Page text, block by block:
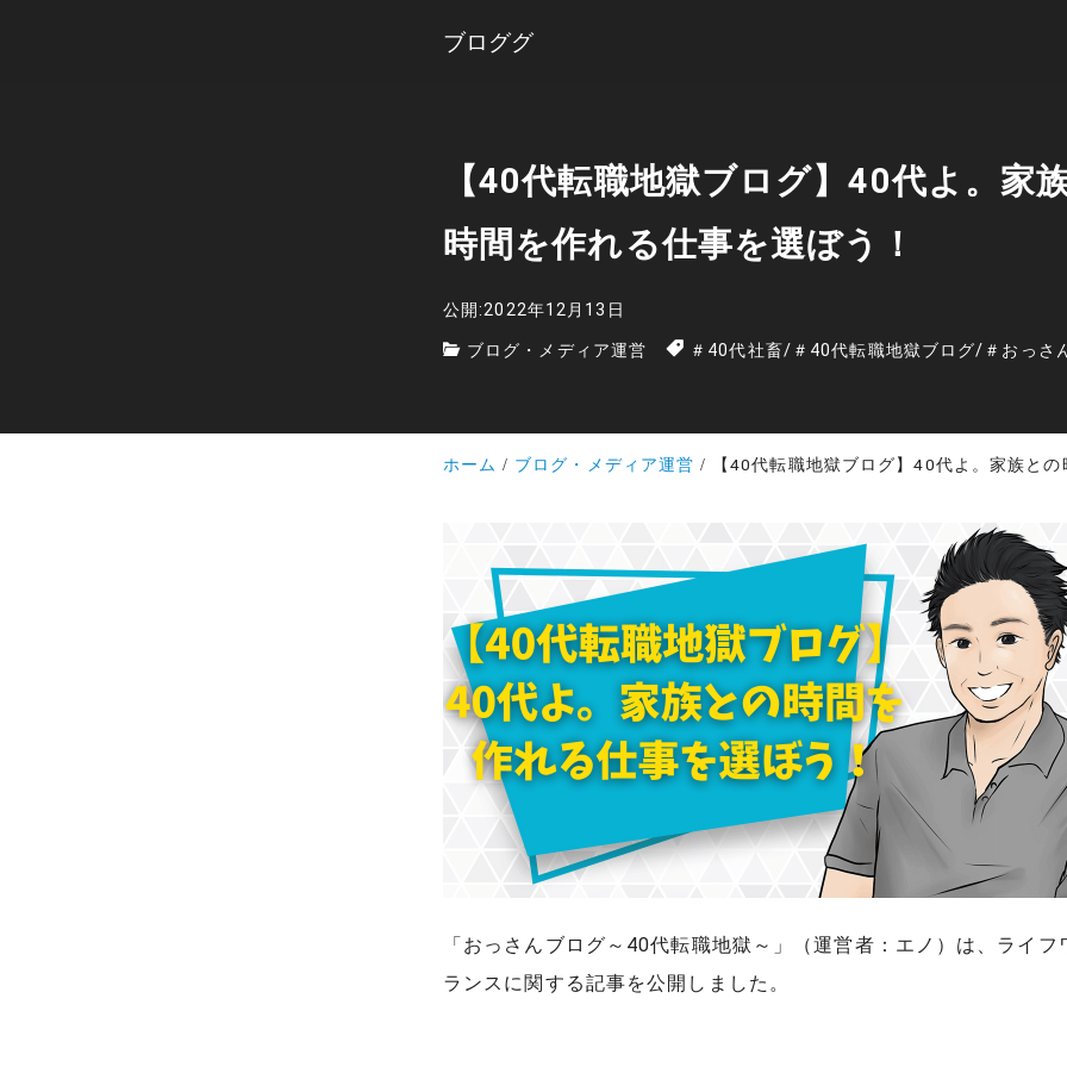
ブロググ
【40代転職地獄ブログ】40代よ。家
時間を作れる仕事を選ぼう！
公開:2022年12月13日
ブログ・メディア運営
＃40代社畜/ ＃40代転職地獄ブログ/ ＃おっさ
ホーム ブログ・メディア運営 【40代転職地獄ブログ】40代よ。家族との時間を作れる仕
「おっさんブログ～40代転職地獄～」（運営者：エノ）は、ライフ
ランスに関する記事を公開しました。